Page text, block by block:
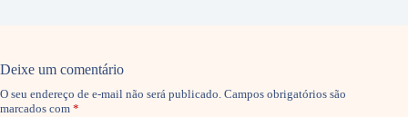
Deixe um comentário
O seu endereço de e-mail não será publicado. Campos obrigatórios são
marcados com *